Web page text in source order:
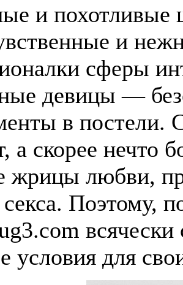
и похотливые
и
сферы
девицы —
в
а скорее нечто
жрицы любви,
секса. Поэтому,
всячески
условия для